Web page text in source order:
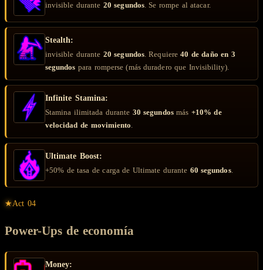
invisible durante 20 segundos. Se rompe al atacar.
Stealth:
invisible durante 20 segundos. Requiere40 de daño en 3
segundos para romperse (más duradero que Invisibility).
Infinite Stamina:
Stamina ilimitada durante 30 segundosmás +10% de
velocidad de movimiento.
Ultimate Boost:
+50% de tasa de carga de Ultimate durante 60 segundos.
★Act 04
Power-Ups de economía
Money: